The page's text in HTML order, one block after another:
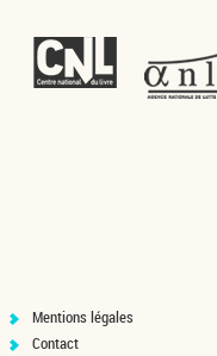
Mentions légales
Contact